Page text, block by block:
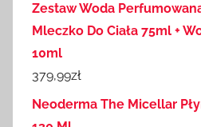
Zestaw Woda
Mleczko Do Ciała 75ml +
10ml
379,99zł
Neoderma The Micellar